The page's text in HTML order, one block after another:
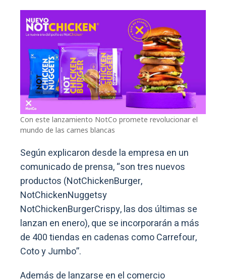
Con este lanzamiento NotCo promete revolucionar el
mundo de las carnes blancas
Según explicaron desde la empresa en un
comunicado de prensa, “son tres nuevos
productos (NotChickenBurger,
NotChickenNuggetsy
NotChickenBurgerCrispy, las dos últimas se
lanzan en enero), que se incorporarán a más
de 400 tiendas en cadenas como Carrefour,
Coto y Jumbo”.
Además de lanzarse en el comercio